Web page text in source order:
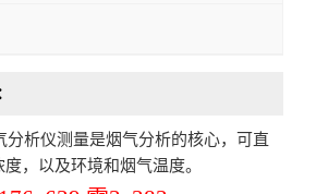
析仪测量是烟气分析的核心，可直
，以及环境和烟气温度。